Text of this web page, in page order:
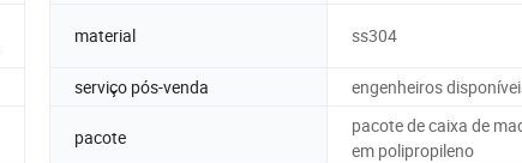
material ss304
serviço pós-venda engenheiros
pacote
pacote de caixa de
em polipropileno